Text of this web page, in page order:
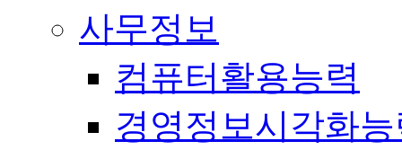
사무정보
컴퓨터활용능력
경영정보시각화